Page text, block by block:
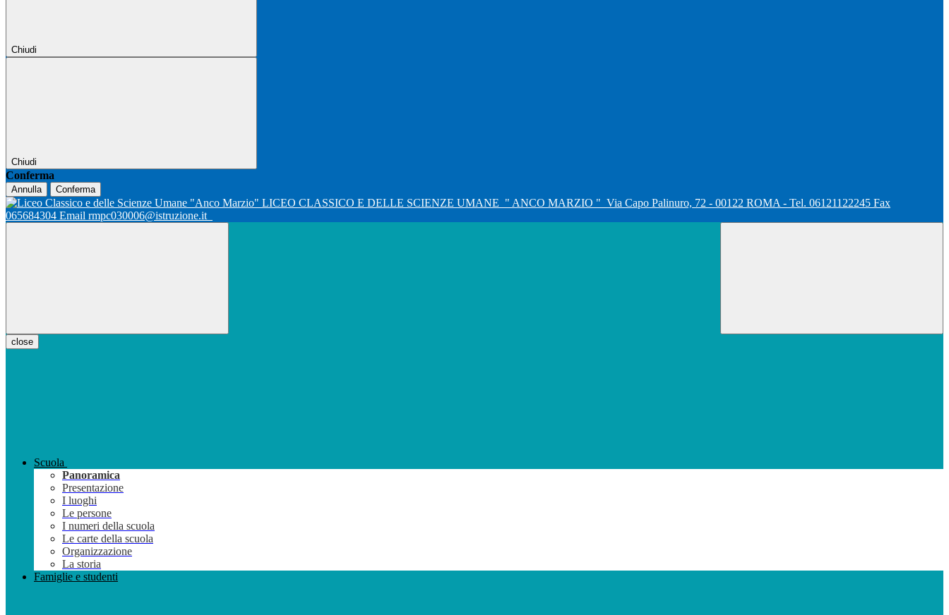
Chiudi
Chiudi
Conferma
Annulla Conferma
LICEO CLASSICO E DELLE SCIENZE UMANE " ANCO MARZIO " Via Capo Palinuro, 72 - 00122 ROMA - Tel. 06121122245 Fax
065684304 Email rmpc030006@istruzione.it
close
Scuola
Panoramica
Presentazione
I luoghi
Le persone
I numeri della scuola
Le carte della scuola
Organizzazione
La storia
Famiglie e studenti